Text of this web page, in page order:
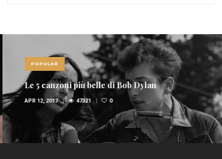
POPULAR
Le 5 canzoni più belle di Bob Dylan
APR 12, 2017 47321 0